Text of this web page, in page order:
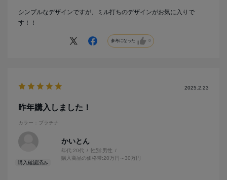
シンプルなデザインですが、ミル打ちのデザインがお気に入りで
す！！
参考になった 0
2025.2.23
昨年購入しました！
カラー：プラチナ
かいとん
年代:20代 性別:男性
購入商品の価格帯:20万円～30万円